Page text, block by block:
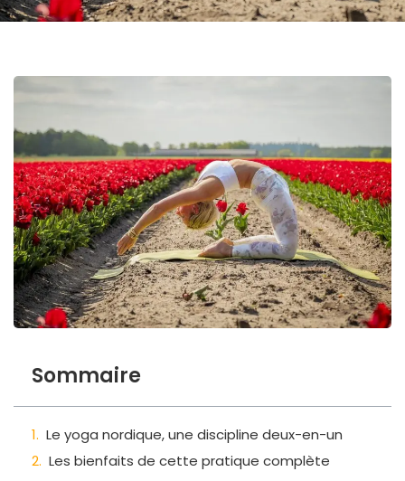
Sommaire
Le yoga nordique, une discipline deux-en-un
Les bienfaits de cette pratique complète